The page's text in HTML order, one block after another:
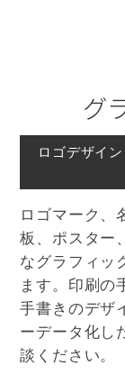
グ
ロゴデザイ
ロゴマーク、
板、ポスター
なグラフィッ
ます。印刷の
手書きのデザ
ーデータ化し
談ください。